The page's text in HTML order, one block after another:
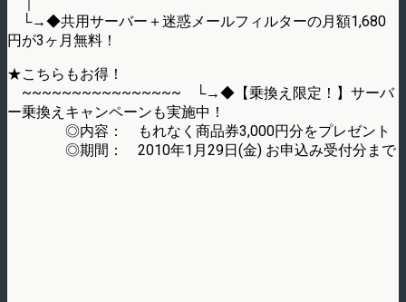
└→◆共用サーバー＋迷惑メールフィルターの月額1,680
円が3ヶ月無料！
★こちらもお得！
~~~~~~~~~~~~~~~~ └→◆【乗換え限定！】サーバ
ー乗換えキャンペーンも実施中！
◎内容： もれなく商品券3,000円分をプレゼント
◎期間： 2010年1月29日(金) お申込み受付分まで